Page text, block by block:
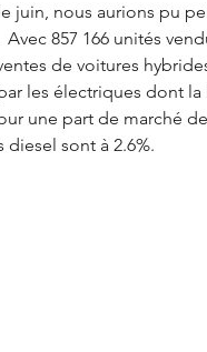
Citroën Jumpy
juin, nous aurions pu
857 166 unités
de voitures
les électriques dont
une part de marché
diesel sont à 2.6%.